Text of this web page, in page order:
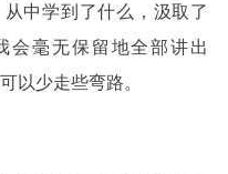
中学到了什么，汲取了
会毫无保留地全部讲出
以少走些弯路。